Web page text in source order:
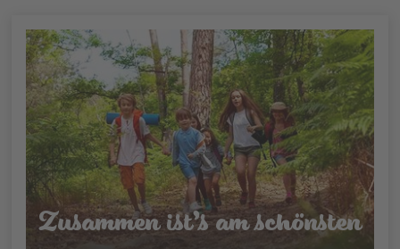
Zusammen ist’s am schönsten